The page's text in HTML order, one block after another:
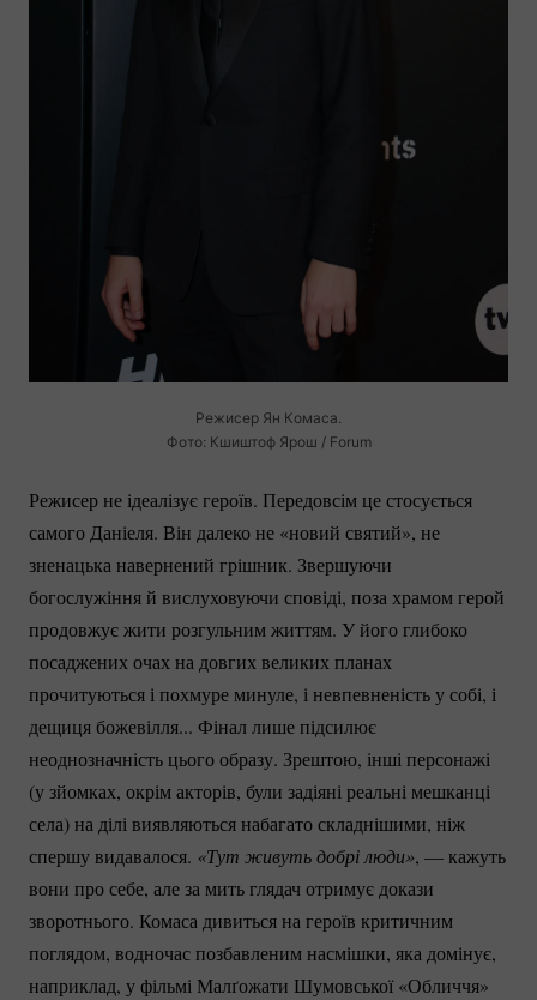
Режисер Ян Комаса.
Фото: Кшиштоф Ярош / Forum
Режисер не ідеалізує героїв. Передовсім це стосується
самого Даніеля. Він далеко не «новий святий», не
зненацька навернений грішник. Звершуючи
богослужіння й вислуховуючи сповіді, поза храмом герой
продовжує жити розгульним життям. У його глибоко
посаджених очах на довгих великих планах
прочитуються і похмуре минуле, і невпевненість у собі, і
дещиця божевілля... Фінал лише підсилює
неоднозначність цього образу. Зрештою, інші персонажі
(у зйомках, окрім акторів, були задіяні реальні мешканці
села) на ділі виявляються набагато складнішими, ніж
спершу видавалося. «Тут живуть добрі люди», — кажуть
вони про себе, але за мить глядач отримує докази
зворотнього. Комаса дивиться на героїв критичним
поглядом, водночас позбавленим насмішки, яка домінує,
наприклад, у фільмі Малґожати Шумовської «Обличчя»